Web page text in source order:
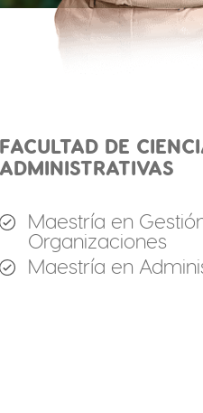
FACULTAD DE
ADMINISTRATIVAS
Maestría en
Organizaciones
Maestría en